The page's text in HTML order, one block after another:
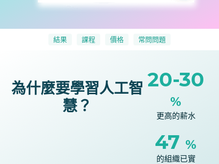
結果 課程 價格 常問問題
為什麼要學習人工智
慧？
20-30
%
更高的薪水
47 %
的組織已實